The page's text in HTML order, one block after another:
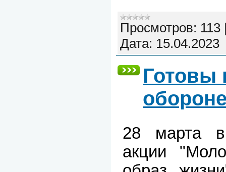
Просмотров: 113
Дата: 15.04.2023
Готовы
28 марта в
акции